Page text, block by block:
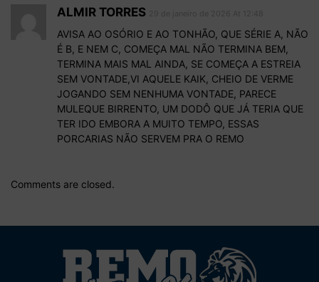
ALMIR TORRES
AVISA AO OSÓRIO E AO TONHÃO, QUE SÉRIE A, NÃO
É B, E NEM C, COMEÇA MAL NÃO TERMINA BEM,
TERMINA MAIS MAL AINDA, SE COMEÇA A ESTREIA
SEM VONTADE,VI AQUELE KAIK, CHEIO DE VERME
JOGANDO SEM NENHUMA VONTADE, PARECE
MULEQUE BIRRENTO, UM DODÔ QUE JÁ TERIA QUE
TER IDO EMBORA A MUITO TEMPO, ESSAS
PORCARIAS NÃO SERVEM PRA O REMO
Comments are closed.